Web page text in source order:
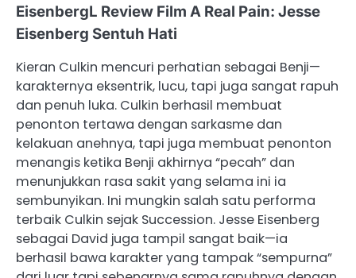
EisenbergL Review Film A Real Pain: Jesse
Eisenberg Sentuh Hati
Kieran Culkin mencuri perhatian sebagai Benji—
karakternya eksentrik, lucu, tapi juga sangat rapuh
dan penuh luka. Culkin berhasil membuat
penonton tertawa dengan sarkasme dan
kelakuan anehnya, tapi juga membuat penonton
menangis ketika Benji akhirnya “pecah” dan
menunjukkan rasa sakit yang selama ini ia
sembunyikan. Ini mungkin salah satu performa
terbaik Culkin sejak Succession. Jesse Eisenberg
sebagai David juga tampil sangat baik—ia
berhasil bawa karakter yang tampak “sempurna”